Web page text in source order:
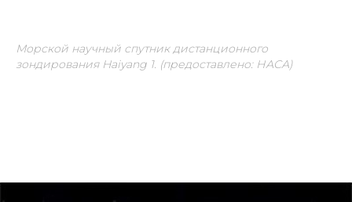
Морской научный спутник дистанционного
зондирования Haiyang 1. (предоставлено: НАСА)